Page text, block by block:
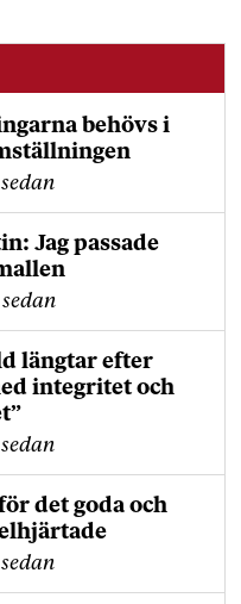
justera.
som fått en kraftig
ska
annars finns risk
behövs i
Jag passade
längtar efter
integritet och
det goda och